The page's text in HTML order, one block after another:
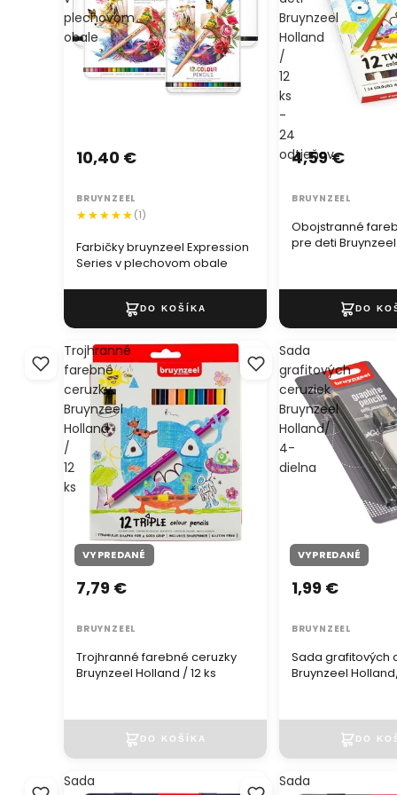
plechovom
obale
Farbičky bruynzeel Expression
Series v plechovom obale
10,40 €
BRUYNZEEL
(1)
Bruynzeel
Holland
/
12
ks
-
24
odtieňov
Obojstranné
pre deti
4,59 €
BRUYNZEEL
Trojhranné
farebné
ceruzky
Bruynzeel
Holland
/
12
ks
VYPREDANÉ
Trojhranné farebné ceruzky
Bruynzeel Holland / 12 ks
7,79 €
BRUYNZEEL
Sada
grafitových
ceruziek
Bruynzeel
Holland/
4-
dielna
VYPREDANÉ
Sada grafitových
Bruynzeel
1,99 €
BRUYNZEEL
Sada
Sada